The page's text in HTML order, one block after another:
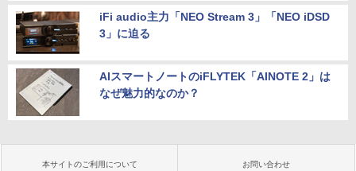
iFi audio主力「NEO Stream 3」「NEO iDSD
3」に迫る
AIスマートノートのiFLYTEK「AINOTE 2」は
なぜ魅力的なのか？
本サイトのご利用について お問い合わせ